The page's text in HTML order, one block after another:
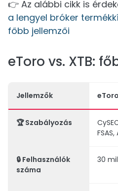
👉 Az alábbi cikk is
a lengyel bróker
főbb jellemzői
eToro vs. XTB:
Jellemzők eToro
🏆Szabályozás
FSAS,
🔒 Felhasználók
száma
30